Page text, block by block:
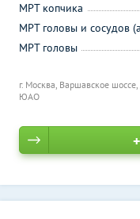
г. Москва, Варшавское
ЮАО
МРТ копчика
МРТ головы и сосудов
МРТ головы